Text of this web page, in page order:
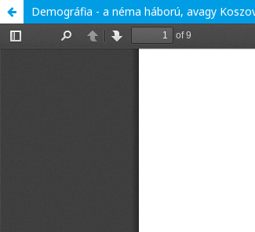
Demográfia - a néma háború, avagy